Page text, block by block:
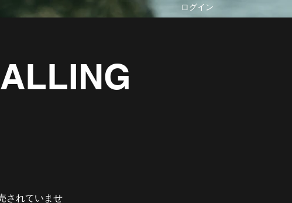
ログイン
されていませ